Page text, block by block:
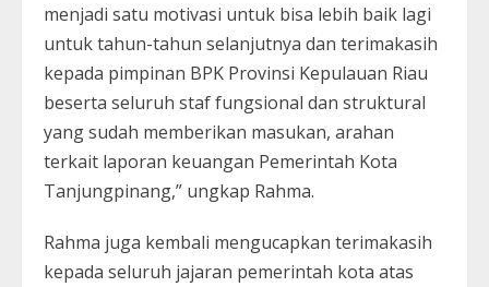
menjadi satu motivasi untuk bisa lebih baik lagi
untuk tahun-tahun selanjutnya dan terimakasih
kepada pimpinan BPK Provinsi Kepulauan Riau
beserta seluruh staf fungsional dan struktural
yang sudah memberikan masukan, arahan
terkait laporan keuangan Pemerintah Kota
Tanjungpinang,” ungkap Rahma.
Rahma juga kembali mengucapkan terimakasih
kepada seluruh jajaran pemerintah kota atas